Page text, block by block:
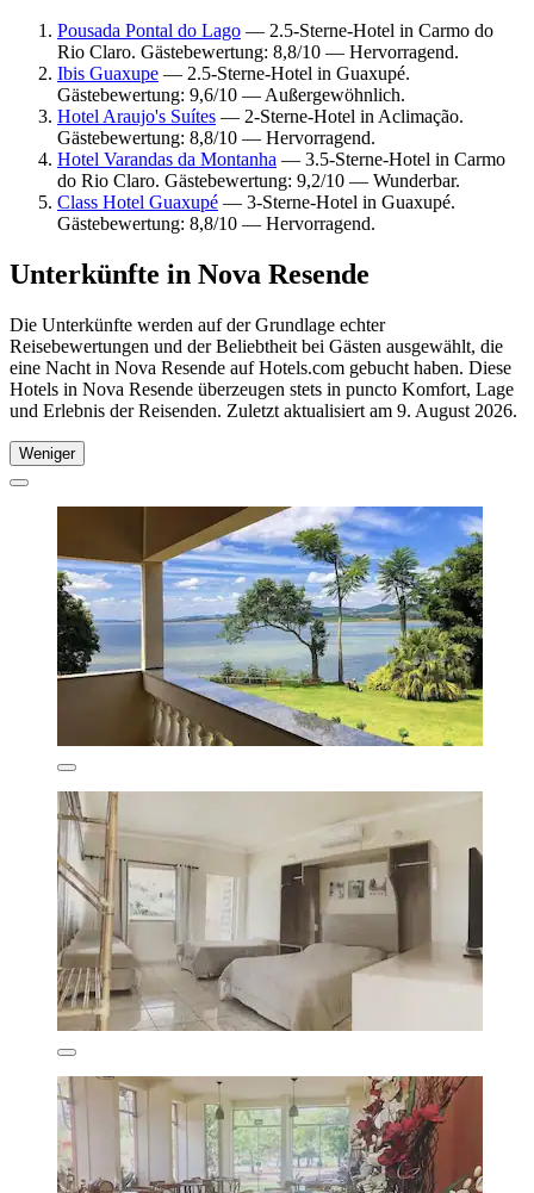
Pousada Pontal do Lago — 2.5-Sterne-Hotel in Carmo do
Rio Claro. Gästebewertung: 8,8/10 — Hervorragend.
Ibis Guaxupe — 2.5-Sterne-Hotel in Guaxupé.
Gästebewertung: 9,6/10 — Außergewöhnlich.
Hotel Araujo's Suítes — 2-Sterne-Hotel in Aclimação.
Gästebewertung: 8,8/10 — Hervorragend.
Hotel Varandas da Montanha — 3.5-Sterne-Hotel in Carmo
do Rio Claro. Gästebewertung: 9,2/10 — Wunderbar.
Class Hotel Guaxupé — 3-Sterne-Hotel in Guaxupé.
Gästebewertung: 8,8/10 — Hervorragend.
Unterkünfte in Nova Resende
Die Unterkünfte werden auf der Grundlage echter
Reisebewertungen und der Beliebtheit bei Gästen ausgewählt, die
eine Nacht in Nova Resende auf Hotels.com gebucht haben. Diese
Hotels in Nova Resende überzeugen stets in puncto Komfort, Lage
und Erlebnis der Reisenden. Zuletzt aktualisiert am 9. August 2026.
Weniger